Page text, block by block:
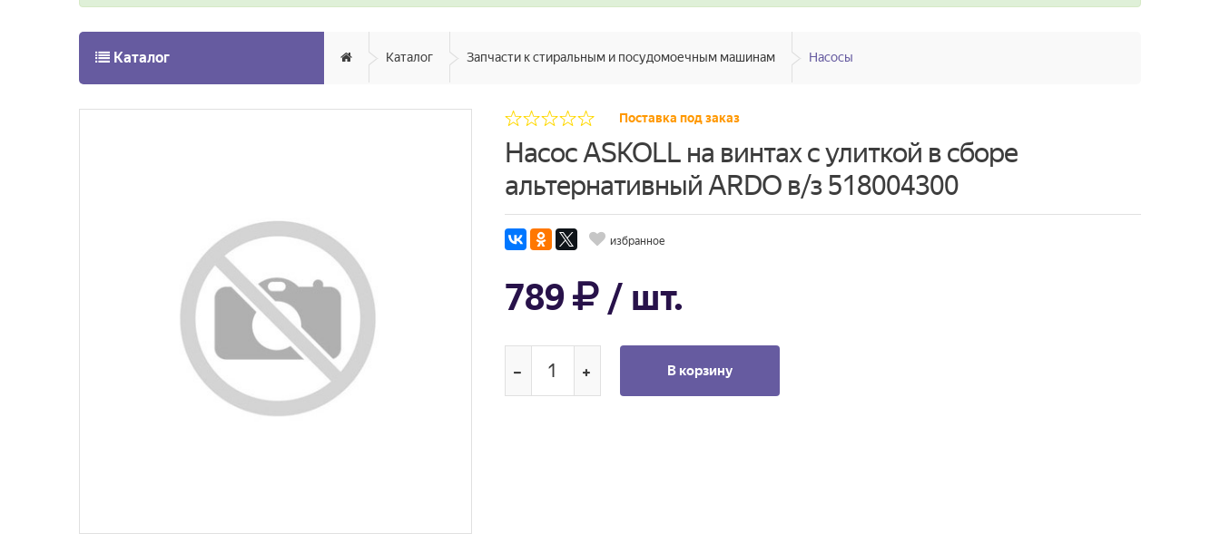
Каталог Каталог Запчасти к стиральным и посудомоечным машинам Насосы
Поставка под заказ
Насос ASKOLL на винтах с улиткой в сборе
альтернативный ARDO в/з 518004300
избранное
789 / шт.
В корзину